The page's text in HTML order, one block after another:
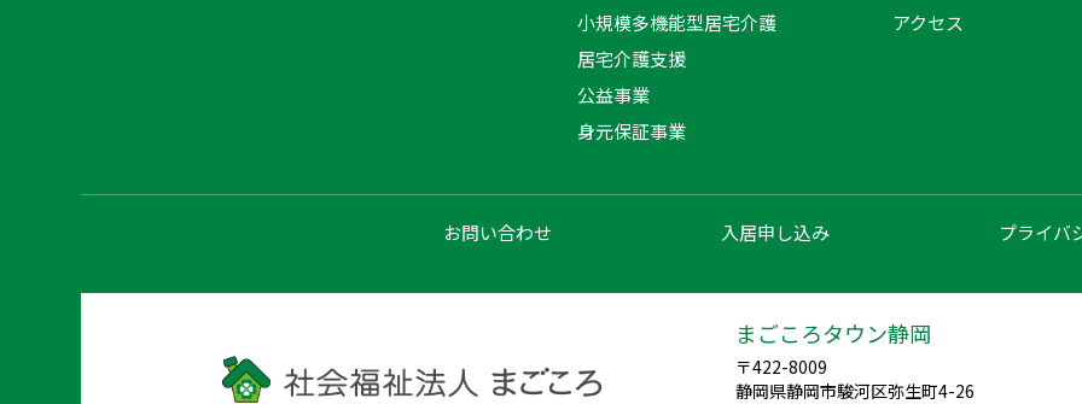
小規模多機能型居宅介護
居宅介護支援
公益事業
身元保証事業
アクセス
お問い合わせ 入居申し込み プライバ
まごころタウン静岡
〒422-8009
静岡県静岡市駿河区弥生町4-26